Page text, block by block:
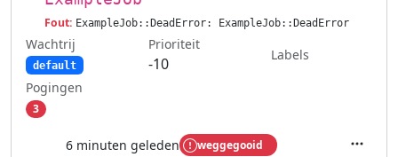
Fout: ExampleJob::DeadError: ExampleJob::DeadError
Wachtrij
default
Prioriteit
-10
Labels
Pogingen
3
6 minuten geleden weggegooid